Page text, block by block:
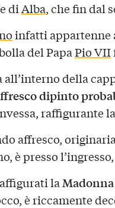
diAlba, che fin dal
infatti appartenne
del PapaPio VII
all’interno della
dipinto
raffigurante la
affresco,
è presso
la
è riccamente